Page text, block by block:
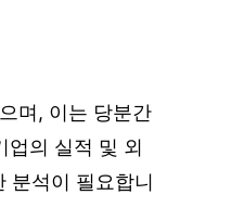
며, 이는 당분간
업의 실적 및 외
분석이 필요합니